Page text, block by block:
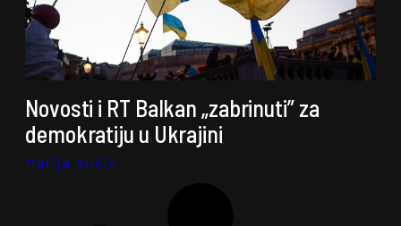
Novosti i RT Balkan „zabrinuti” za
demokratiju u Ukrajini
Marija Vučić